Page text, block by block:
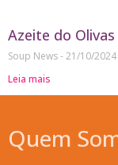
Azeite do
Soup News 21/10/2024
Leia mais
Quem